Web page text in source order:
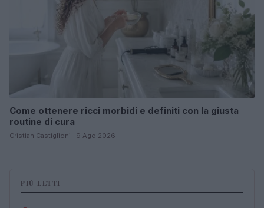
Come ottenere ricci morbidi e definiti con la giusta
routine di cura
Cristian Castiglioni · 9 Ago 2026
PIÙ LETTI